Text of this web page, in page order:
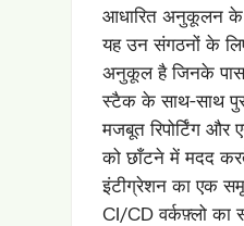
आधारित अनुकूलन के
यह उन संगठनों के
अनुकूल है जिनके
स्टैक के साथ-साथ
मजबूत रिपोर्टिंग और
को छाँटने में मदद
इंटीग्रेशन का एक
CI/CD वर्कफ़्लो का